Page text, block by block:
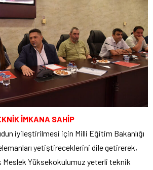
İMKANA SAHİP
iyileştirilmesi için Milli Eğitim Bakanlığı
yetiştireceklerini dile getirerek,
Meslek Yüksekokulumuz yeterli teknik